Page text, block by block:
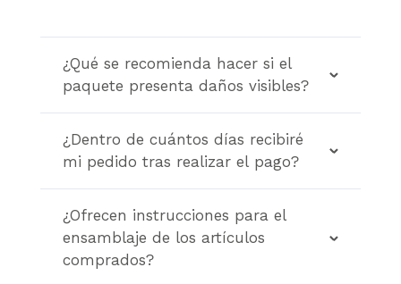
¿Qué se recomienda hacer si el
paquete presenta daños visibles?
¿Dentro de cuántos días recibiré
mi pedido tras realizar el pago?
¿Ofrecen instrucciones para el
ensamblaje de los artículos
comprados?